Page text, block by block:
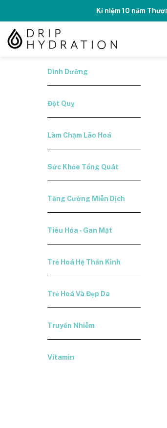
content
Kỉ niệm 10 năm
Dinh Dưỡng
Đột Quỵ
Làm Chậm Lão Hoá
Sức Khỏe Tổng Quát
Tăng Cường Miễn Dịch
Tiêu Hóa - Gan Mật
Trẻ Hoá Hệ Thần Kinh
Trẻ Hoá Và Đẹp Da
Truyền Nhiễm
Vitamin